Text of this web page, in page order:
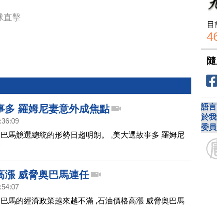
直擊
多 羅姆尼妻意外成焦點
馬競選總統的形勢日趨明朗。 ,美大選故事多 羅姆尼
漲 威脅奥巴馬連任
馬的經濟政策越來越不滿 ,石油價格高漲 威脅奥巴馬
語
於
委